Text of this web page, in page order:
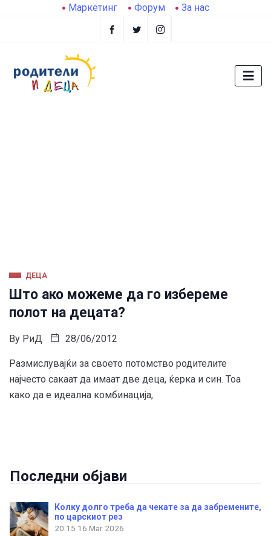
Маркетинг Форум За нас
ДЕЦА
Што ако можеме да го избереме
полот на децата?
By РиД 28/06/2012
Размислувајќи за своето потомство родителите
најчесто сакаат да имаат две деца, ќерка и син. Тоа
како да е идеална комбинација,
Последни објави
Колку долго треба да чекате за да забремените,
по царскиот рез
20:15 16 Mar 2026